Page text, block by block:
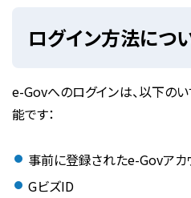
ログイン方法につ
e-Govへのログインは、以下の
能です：
事前に登録されたe-Govアカ
GビズID